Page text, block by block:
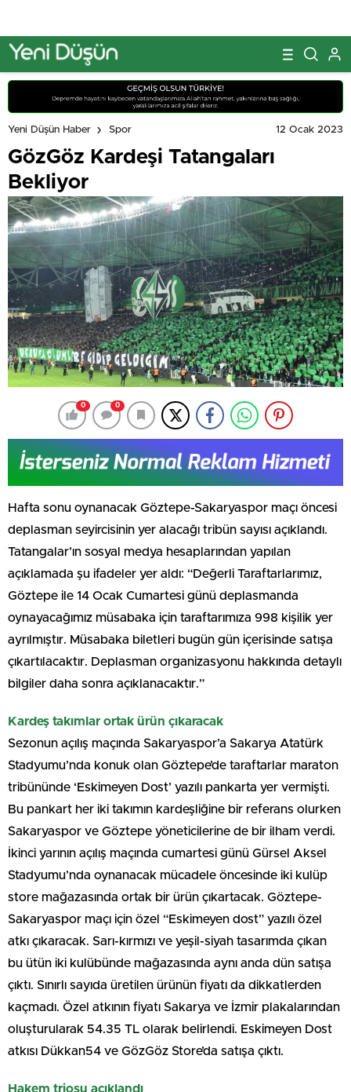
Yeni Düşün Haber Spor 12 Ocak 2023
GözGöz Kardeşi Tatangaları
Bekliyor
0 0
Hafta sonu oynanacak Göztepe-Sakaryaspor maçı öncesi
deplasman seyircisinin yer alacağı tribün sayısı açıklandı.
Tatangalar’ın sosyal medya hesaplarından yapılan
açıklamada şu ifadeler yer aldı: “Değerli Taraftarlarımız,
Göztepe ile 14 Ocak Cumartesi günü deplasmanda
oynayacağımız müsabaka için taraftarımıza 998 kişilik yer
ayrılmıştır. Müsabaka biletleri bugün gün içerisinde satışa
çıkartılacaktır. Deplasman organizasyonu hakkında detaylı
bilgiler daha sonra açıklanacaktır.”
Kardeş takımlar ortak ürün çıkaracak
Sezonun açılış maçında Sakaryaspor’a Sakarya Atatürk
Stadyumu’nda konuk olan Göztepe’de taraftarlar maraton
tribününde ‘Eskimeyen Dost’ yazılı pankarta yer vermişti.
Bu pankart her iki takımın kardeşliğine bir referans olurken
Sakaryaspor ve Göztepe yöneticilerine de bir ilham verdi.
İkinci yarının açılış maçında cumartesi günü Gürsel Aksel
Stadyumu’nda oynanacak mücadele öncesinde iki kulüp
store mağazasında ortak bir ürün çıkartacak. Göztepe-
Sakaryaspor maçı için özel “Eskimeyen dost” yazılı özel
atkı çıkaracak. Sarı-kırmızı ve yeşil-siyah tasarımda çıkan
bu ütün iki kulübünde mağazasında aynı anda dün satışa
çıktı. Sınırlı sayıda üretilen ürünün fiyatı da dikkatlerden
kaçmadı. Özel atkının fiyatı Sakarya ve İzmir plakalarından
oluşturularak 54.35 TL olarak belirlendi. Eskimeyen Dost
atkısı Dükkan54 ve GözGöz Store’da satışa çıktı.
Hakem triosu açıklandı